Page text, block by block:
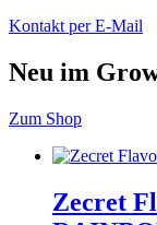
Kontakt per E-Mail
Neu im
Zum Shop
Zecret